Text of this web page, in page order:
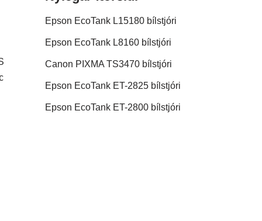
Epson EcoTank L15180 bílstjóri
Epson EcoTank L8160 bílstjóri
Canon PIXMA TS3470 bílstjóri
Epson EcoTank ET-2825 bílstjóri
Epson EcoTank ET-2800 bílstjóri